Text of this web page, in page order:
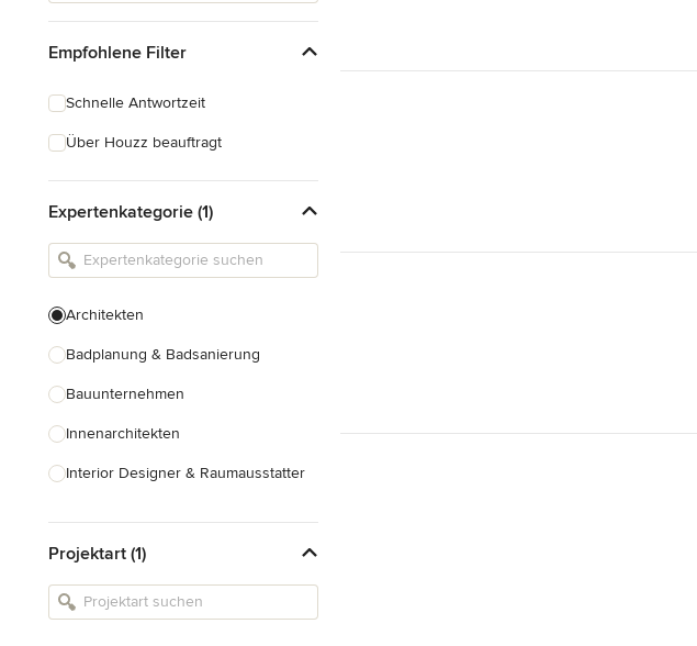
Empfohlene Filter
Schnelle Antwortzeit
Über Houzz beauftragt
Expertenkategorie (1)
Architekten
Badplanung & Badsanierung
Bauunternehmen
Innenarchitekten
Interior Designer & Raumausstatter
Landschaftsarchitekten
Armaturen & Sanitärbedarf
Projektart (1)